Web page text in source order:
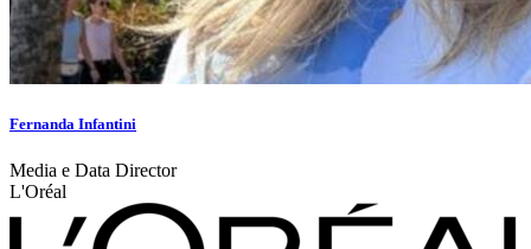
Fernanda Infantini
Media e Data Director
L'Oréal